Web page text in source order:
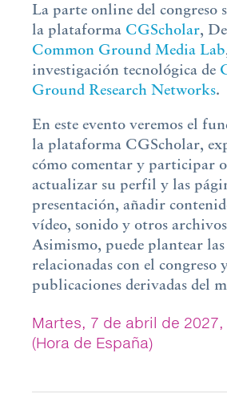
La parte online del congreso
la plataforma CGScholar,
Common Ground Media Lab
investigación tecnológica de
Ground Research Networks.
En este evento veremos el
la plataforma CGScholar,
cómo comentar y participar
actualizar su perfil y las
presentación, añadir
vídeo, sonido y otros
Asimismo, puede plantear
relacionadas con el congreso
publicaciones derivadas del
Martes, 7 de abril de 2027,
(Hora de España)